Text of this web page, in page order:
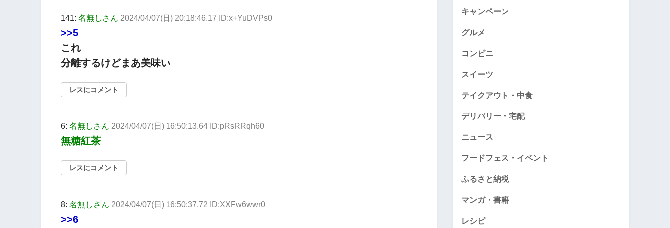
141: 名無しさん 2024/04/07(日) 20:18:46.17 ID:x+YuDVPs0
>>5
これ
分離するけどまあ美味い
レスにコメント
6: 名無しさん 2024/04/07(日) 16:50:13.64 ID:pRsRRqh60
無糖紅茶
レスにコメント
8: 名無しさん 2024/04/07(日) 16:50:37.72 ID:XXFw6wwr0
>>6
キャンペーン
グルメ
コンビニ
スイーツ
テイクアウト・中食
デリバリー・宅配
ニュース
フードフェス・イベント
ふるさと納税
マンガ・書籍
レシピ